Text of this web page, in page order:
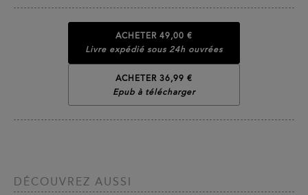
ACHETER 49,00 €
Livre expédié sous 24h ouvrées
ACHETER 36,99 €
Epub à télécharger
DÉCOUVREZ AUSSI